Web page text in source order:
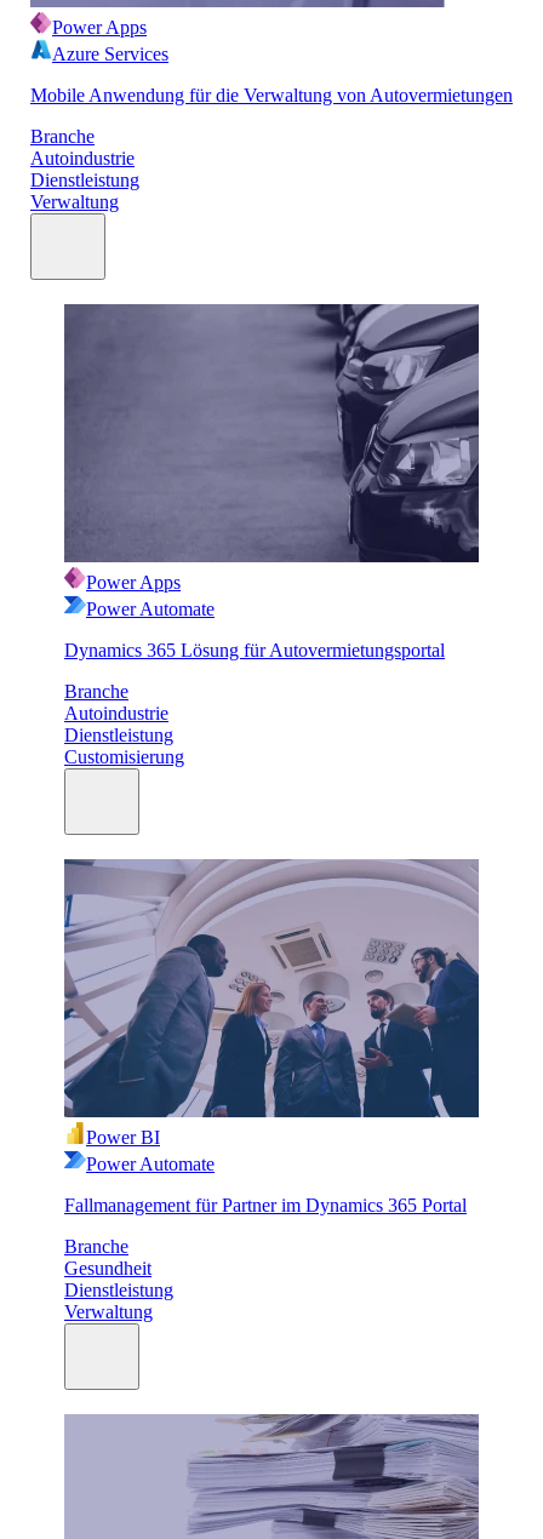
Power Apps
Azure Services
Mobile Anwendung für die Verwaltung von Autovermietungen
Branche
Autoindustrie
Dienstleistung
Verwaltung
Power Apps
Power Automate
Dynamics 365 Lösung für Autovermietungsportal
Branche
Autoindustrie
Dienstleistung
Customisierung
Power BI
Power Automate
Fallmanagement für Partner im Dynamics 365 Portal
Branche
Gesundheit
Dienstleistung
Verwaltung